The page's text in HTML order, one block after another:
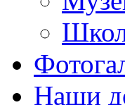
Наши